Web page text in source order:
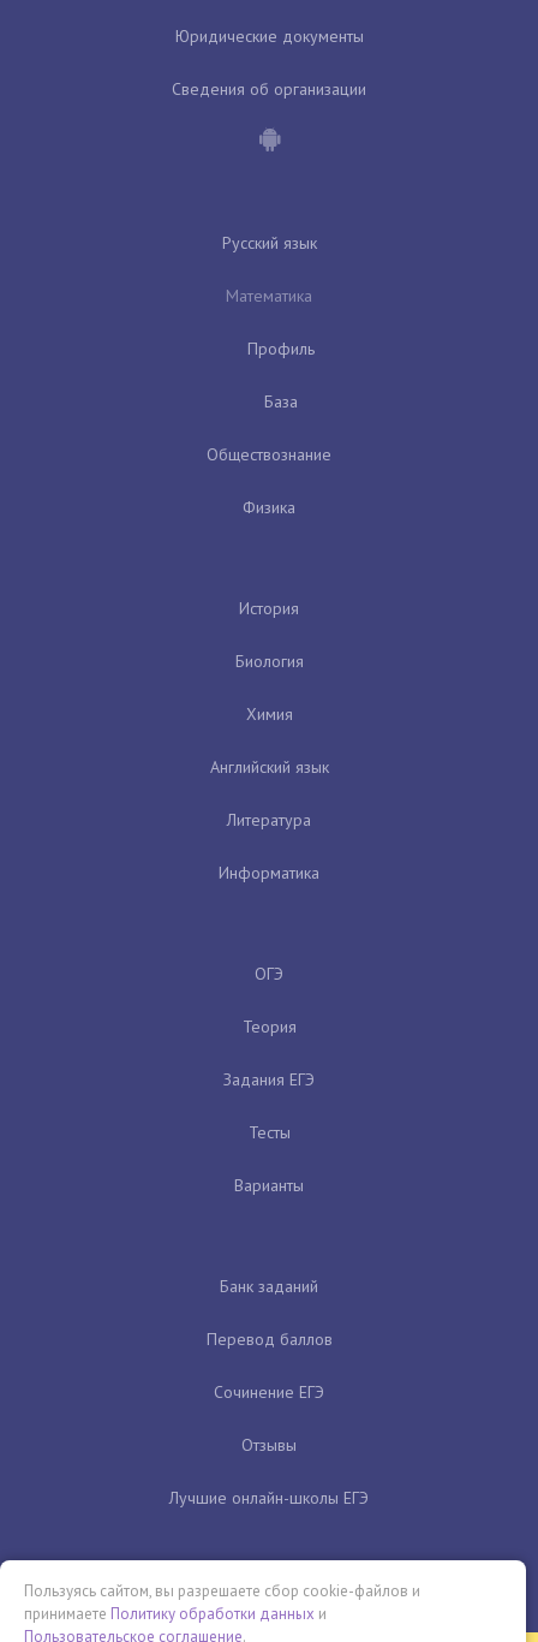
Юридические документы
Сведения об организации
Русский язык
Математика
Профиль
База
Обществознание
Физика
История
Биология
Химия
Английский язык
Литература
Информатика
ОГЭ
Теория
Задания ЕГЭ
Тесты
Варианты
Банк заданий
Перевод баллов
Сочинение ЕГЭ
Отзывы
Лучшие онлайн-школы ЕГЭ
Пользуясь сайтом, вы разрешаете сбор cookie-файлов и
принимаете Политику обработки данных и
Пользовательское соглашение.